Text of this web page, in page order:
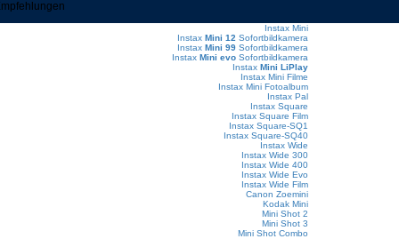
Instax Mini
Instax Mini 12 Sofortbildkamera
Instax Mini 99 Sofortbildkamera
Instax Mini evo Sofortbildkamera
Instax Mini LiPlay
Instax Mini Filme
Instax Mini Fotoalbum
Instax Pal
Instax Square
Instax Square Film
Instax Square-SQ1
Instax Square-SQ40
Instax Wide
Instax Wide 300
Instax Wide 400
Instax Wide Evo
Instax Wide Film
Canon Zoemini
Kodak Mini
Mini Shot 2
Mini Shot 3
Mini Shot Combo